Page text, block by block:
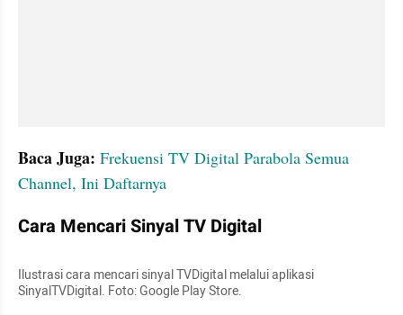
Baca Juga: Frekuensi TV Digital Parabola Semua
Channel, Ini Daftarnya
Cara Mencari Sinyal TV Digital
Ilustrasi cara mencari sinyal TVDigital melalui aplikasi
SinyalTVDigital. Foto: Google Play Store.